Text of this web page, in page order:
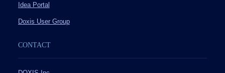
Idea Portal
Doxis User Group
CONTACT